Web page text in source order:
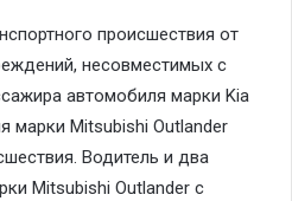
происшествия от
несовместимых с
автомобиля марки Kіa
марки Mitsubishi Outlander
Водитель и два
Mitsubishi Outlander с